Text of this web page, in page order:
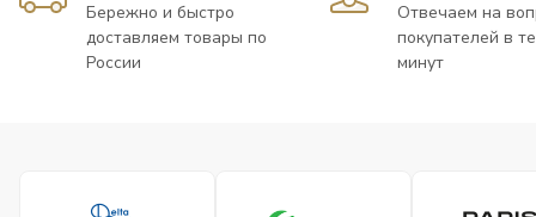
Бережно и быстро
доставляем товары по
России
Отвечаем на
покупателей в
минут